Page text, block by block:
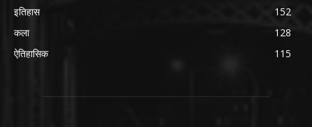
इतिहास
152
कला
128
ऐतिहासिक
115